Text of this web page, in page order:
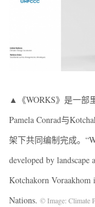
▲《WORKS》是一部
Pamela Conrad与
架下共同编制完成。
developed by landscape
Kotchakorn
Nations. © Image: Climate